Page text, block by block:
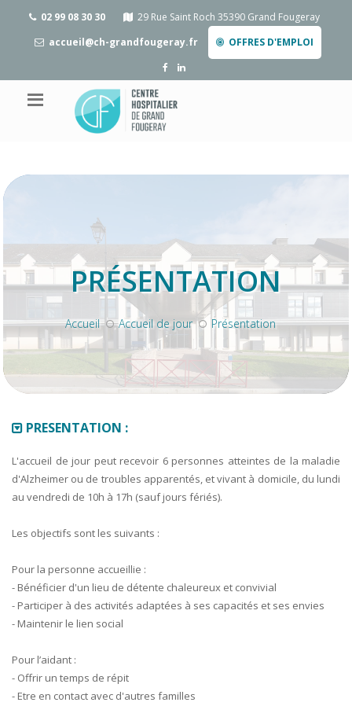
02 99 08 30 30
29 Rue Saint Roch 35390 Grand Fougeray
accueil@ch-grandfougeray.fr
OFFRES D'EMPLOI
PRÉSENTATION
Accueil Accueil de jour Présentation
PRESENTATION :
L'accueil de jour peut recevoir 6 personnes atteintes de la maladie
d'Alzheimer ou de troubles apparentés, et vivant à domicile, du lundi
au vendredi de 10h à 17h (sauf jours fériés).
Les objectifs sont les suivants :
Pour la personne accueillie :
- Bénéficier d'un lieu de détente chaleureux et convivial
- Participer à des activités adaptées à ses capacités et ses envies
- Maintenir le lien social
Pour l’aidant :
- Offrir un temps de répit
- Etre en contact avec d'autres familles